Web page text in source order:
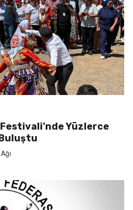
Yüzlerce